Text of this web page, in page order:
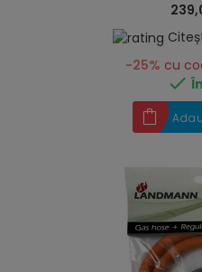
-25% cu
